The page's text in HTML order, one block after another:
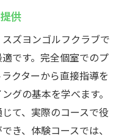
供
ズヨンゴルフクラブで
です。完全個室でのプ
クターから直接指導を
グの基本を学べます。
て、実際のコースで役
き、体験コースでは、